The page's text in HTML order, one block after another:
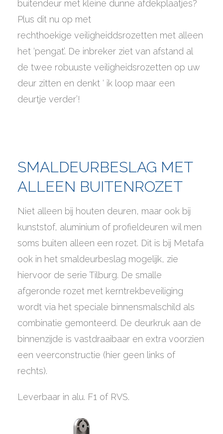
buitendeur met kleine dunne afdekplaatjes?
Plus dit nu op met
rechthoekige veiligheiddsrozetten met alleen
het ‘pengat’. De inbreker ziet van afstand al
de twee robuuste veiligheidsrozetten op uw
deur zitten en denkt ‘ ik loop maar een
deurtje verder’!
SMALDEURBESLAG MET
ALLEEN BUITENROZET
Niet alleen bij houten deuren, maar ook bij
kunststof, aluminium of profieldeuren wil men
soms buiten alleen een rozet. Dit is bij Metafa
ook in het smaldeurbeslag mogelijk, zie
hiervoor de serie Tilburg. De smalle
afgeronde rozet met kerntrekbeveiliging
wordt via het speciale binnensmalschild als
combinatie gemonteerd. De deurkruk aan de
binnenzijde is vastdraaibaar en extra voorzien
een veerconstructie (hier geen links of
rechts).
Leverbaar in alu. F1 of RVS.